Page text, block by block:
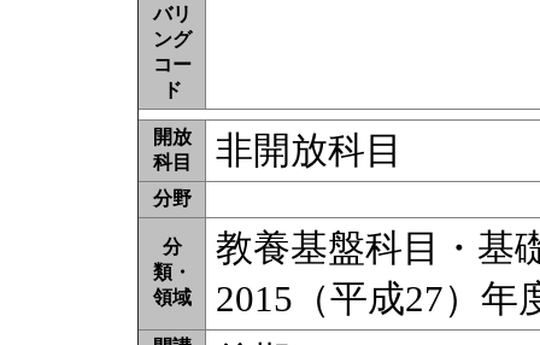
バリ
ング
コー
ド
開放
科目
非開放科目
分野
分
類・
領域
教養基盤科目・基
2015（平成27）年